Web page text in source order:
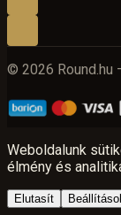
© 2026 Round.hu
Weboldalunk
élmény és
Elutasít